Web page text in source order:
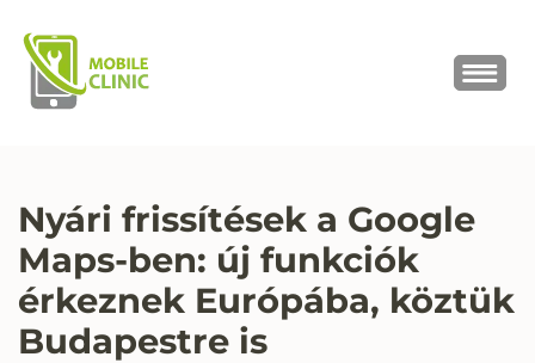
Nyári frissítések a Google
Maps-ben: új funkciók
érkeznek Európába, köztük
Budapestre is